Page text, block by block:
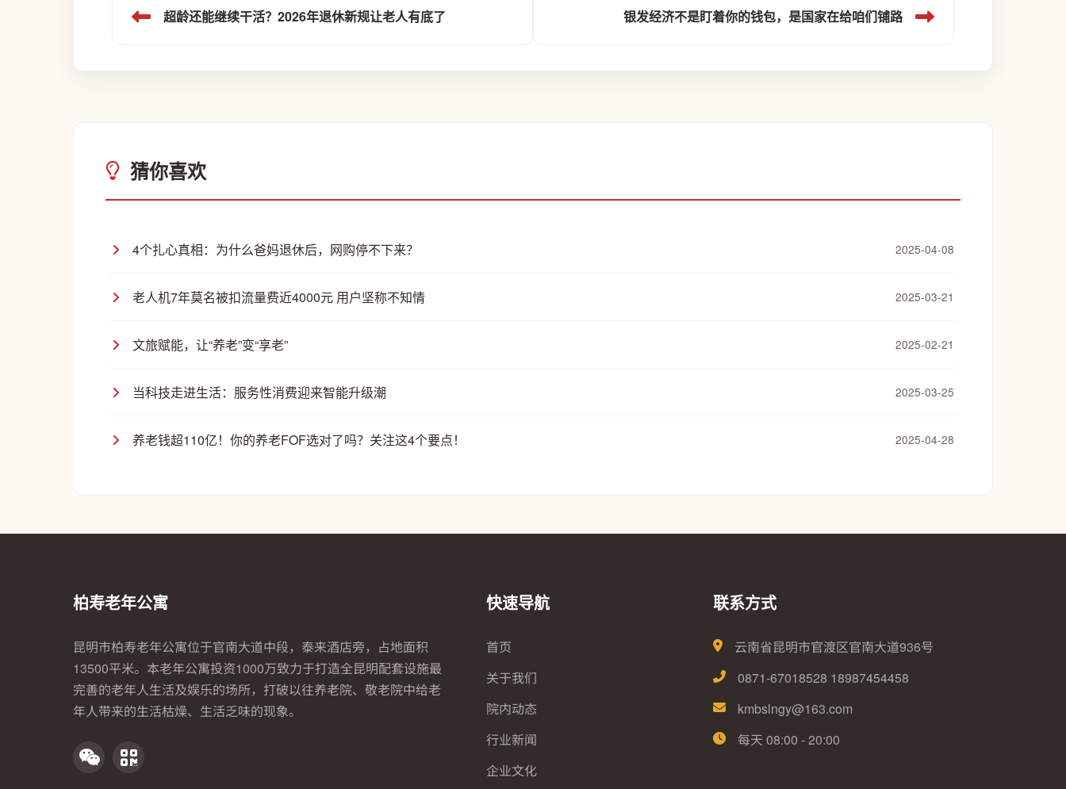
超龄还能继续干活？2026年退休新规让老人有底了 银发经济不是盯着你的钱包，是国家在给咱们铺路
猜你喜欢
4个扎心真相：为什么爸妈退休后，网购停不下来？ 2025-04-08
老人机7年莫名被扣流量费近4000元 用户坚称不知情 2025-03-21
文旅赋能，让“养老”变“享老” 2025-02-21
当科技走进生活：服务性消费迎来智能升级潮 2025-03-25
养老钱超110亿！你的养老FOF选对了吗？关注这4个要点！ 2025-04-28
柏寿老年公寓
昆明市柏寿老年公寓位于官南大道中段，泰来酒店旁，占地面积
13500平米。本老年公寓投资1000万致力于打造全昆明配套设施最
完善的老年人生活及娱乐的场所，打破以往养老院、敬老院中给老
年人带来的生活枯燥、生活乏味的现象。
快速导航
首页
关于我们
院内动态
行业新闻
企业文化
联系方式
云南省昆明市官渡区官南大道936号
0871-67018528 18987454458
kmbslngy@163.com
每天 08:00 - 20:00